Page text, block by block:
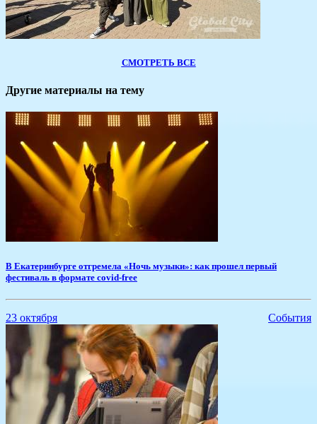
СМОТРЕТЬ ВСЕ
Другие материалы на тему
​В Екатеринбурге отгремела «Ночь музыки»: как прошел первый
фестиваль в формате covid-free
23 октября События